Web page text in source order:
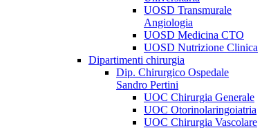
UOSD Transmurale
Angiologia
UOSD Medicina CTO
UOSD Nutrizione Clinica
Dipartimenti chirurgia
Dip. Chirurgico Ospedale
Sandro Pertini
UOC Chirurgia Generale
UOC Otorinolaringoiatria
UOC Chirurgia Vascolare